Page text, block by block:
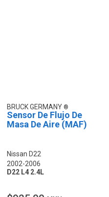
BRUCK GERMANY
Sensor De Flujo De
Masa De Aire (MAF)
Nissan D22
2002-2006
D22 L4 2.4L